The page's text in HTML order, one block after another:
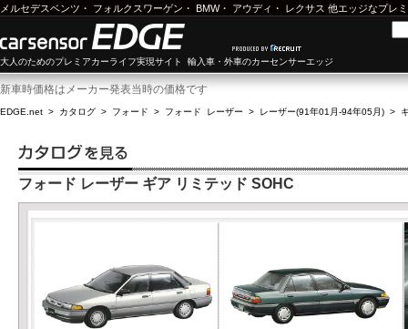
メルセデスベンツ ・ フォルクスワーゲン ・ BMW・ アウディ ・ レクサス 他エッジなプレ
大人のためのプレミアカーライフ実現サイト 輸入車・外車のカーセンサーエッジ
新車時価格はメーカー発表当時の価格です
EDGE.net > カタログ > フォード > フォード レーザー > レーザー(91年01月-94年05月) >
フォード レーザー ギア リミテッド SOHC